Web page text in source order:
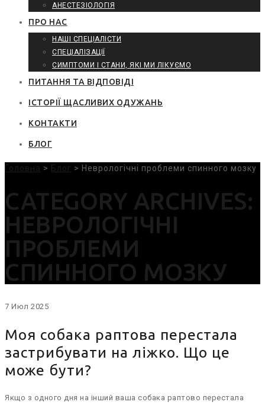
АНЕСТЕЗІОЛОГІЯ
ПРО НАС
НАШІ СПЕЦІАЛІСТИ
СПЕЦІАЛІЗАЦІЇ
СИМПТОМИ І СТАНИ, ЯКІ МИ ЛІКУЄМО
ПИТАННЯ ТА ВІДПОВІДІ
ІСТОРІЇ ЩАСЛИВИХ ОДУЖАНЬ
КОНТАКТИ
БЛОГ
Головна > Блог > Неврологічні проблеми спинного мозку
CATEGORY ARCHIVES:
НЕВРОЛОГІЧНІ
ПРОБЛЕМИ
СПИННОГО МОЗКУ
7 Июл 2025
Моя собака раптова перестала
застрибувати на ліжко. Що це
може бути?
Якщо з одного дня на інший ваша собака раптово перестала